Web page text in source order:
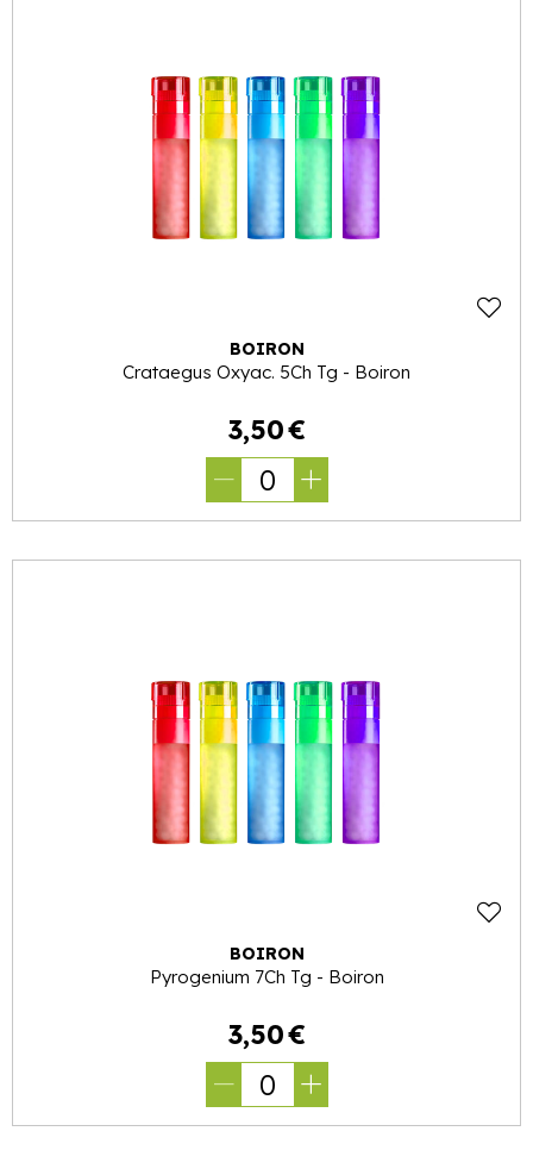
BOIRON
Crataegus Oxyac. 5Ch Tg - Boiron
3,50€
0
BOIRON
Pyrogenium 7Ch Tg - Boiron
3,50€
0